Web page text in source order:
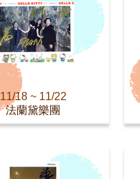
11/18 ~ 11/22
法蘭黛樂團